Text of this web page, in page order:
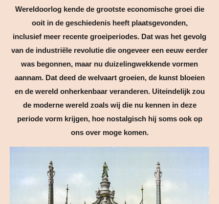
Wereldoorlog kende de grootste economische groei die
ooit in de geschiedenis heeft plaatsgevonden,
inclusief meer recente groeiperiodes. Dat was het gevolg
van de industriële revolutie die ongeveer een eeuw eerder
was begonnen, maar nu duizelingwekkende vormen
aannam. Dat deed de welvaart groeien, de kunst bloeien
en de wereld onherkenbaar veranderen. Uiteindelijk zou
de moderne wereld zoals wij die nu kennen in deze
periode vorm krijgen, hoe nostalgisch hij soms ook op
ons over moge komen.